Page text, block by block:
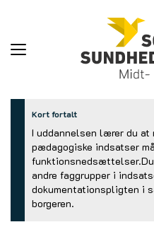
Toggle
Kort fortalt
I uddannelsen lærer du at
pædagogiske indsatser
andre faggrupper i
dokumentationspligten i
borgeren.